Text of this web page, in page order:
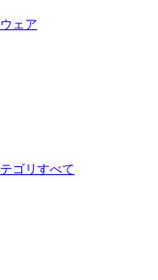
ェア
ゴリすべて